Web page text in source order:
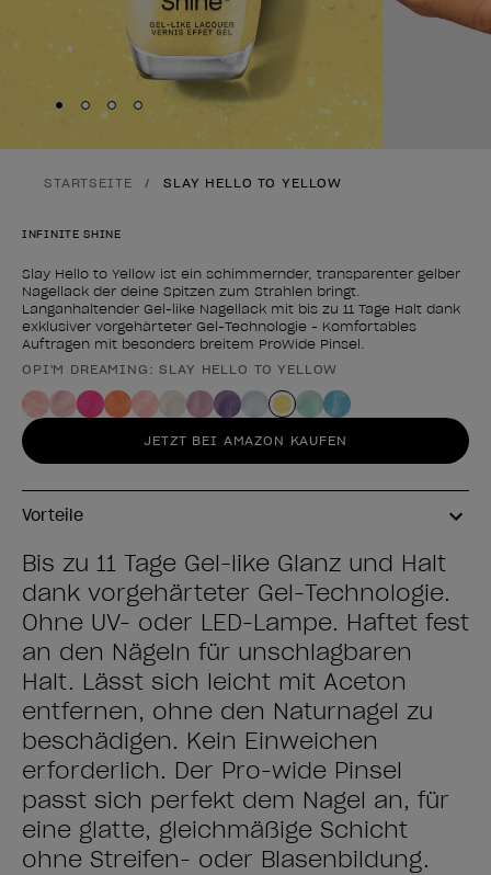
Skip to slide
Skip to slide
Skip to slide 3
Skip to slide
STARTSEITE SLAY HELLO TO YELLOW
INFINITE SHINE
Slay Hello to Yellow ist ein schimmernder, transparenter gelber
Nagellack der deine Spitzen zum Strahlen bringt.
Langanhaltender Gel-like Nagellack mit bis zu 11 Tage Halt dank
exklusiver vorgehärteter Gel-Technologie - Komfortables
Auftragen mit besonders breitem ProWide Pinsel.
Form des Produkts
OPI'M DREAMING: SLAY HELLO TO YELLOW
JETZT BEI AMAZON KAUFEN
Vorteile
Bis zu 11 Tage Gel-like Glanz und Halt
dank vorgehärteter Gel-Technologie.
Ohne UV- oder LED-Lampe. Haftet fest
an den Nägeln für unschlagbaren
Halt. Lässt sich leicht mit Aceton
entfernen, ohne den Naturnagel zu
beschädigen. Kein Einweichen
erforderlich. Der Pro-wide Pinsel
passt sich perfekt dem Nagel an, für
eine glatte, gleichmäßige Schicht
ohne Streifen- oder Blasenbildung.